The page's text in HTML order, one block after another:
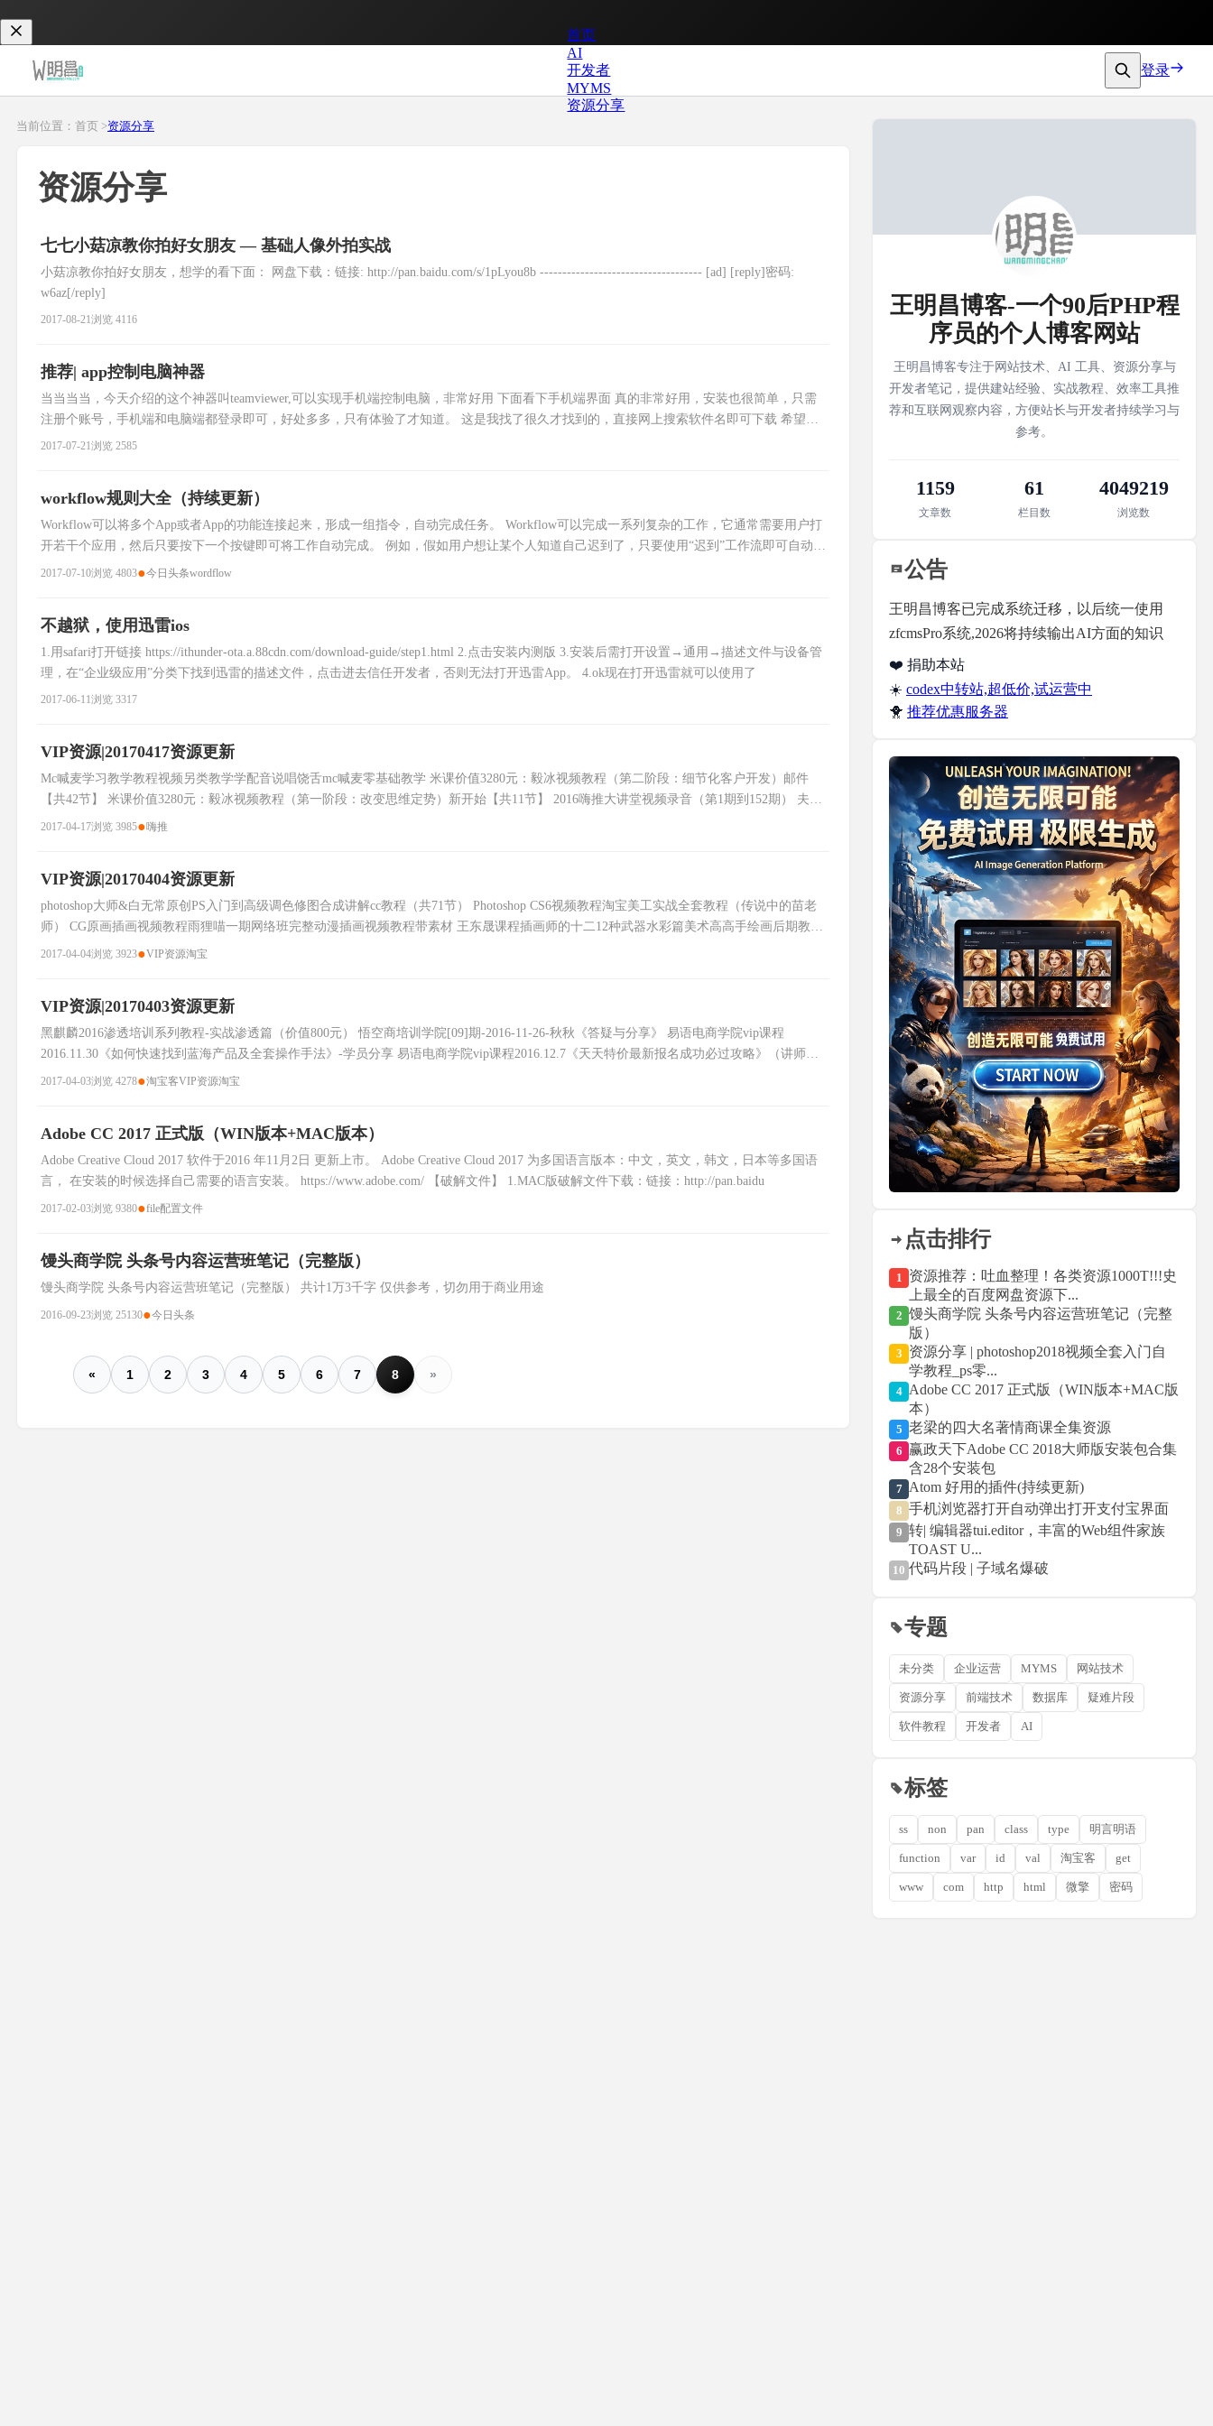
首页
AI
开发者
MYMS
资源分享
登录
当前位置：首页 >资源分享
资源分享
七七小菇凉教你拍好女朋友 — 基础人像外拍实战
小菇凉教你拍好女朋友，想学的看下面： 网盘下载：链接: http://pan.baidu.com/s/1pLyou8b ------------------------------------ [ad] [reply]密码:
w6az[/reply]
2017-08-21浏览 4116
推荐| app控制电脑神器
当当当当，今天介绍的这个神器叫teamviewer,可以实现手机端控制电脑，非常好用 下面看下手机端界面 真的非常好用，安装也很简单，只需
注册个账号，手机端和电脑端都登录即可，好处多多，只有体验了才知道。 这是我找了很久才找到的，直接网上搜索软件名即可下载 希望对
你有所帮助。
2017-07-21浏览 2585
workflow规则大全（持续更新）
Workflow可以将多个App或者App的功能连接起来，形成一组指令，自动完成任务。 Workflow可以完成一系列复杂的工作，它通常需要用户打
开若干个应用，然后只要按下一个按键即可将工作自动完成。 例如，假如用户想让某个人知道自己迟到了，只要使用“迟到”工作流即可自动找
到自己的下一个约会，然后计算出路上需要的时间，编写一条文本消息并发送给约会对象。 要实
2017-07-10浏览 4803●今日头条wordflow
不越狱，使用迅雷ios
1.用safari打开链接 https://ithunder-ota.a.88cdn.com/download-guide/step1.html 2.点击安装内测版 3.安装后需打开设置→通用→描述文件与设备管
理，在“企业级应用”分类下找到迅雷的描述文件，点击进去信任开发者，否则无法打开迅雷App。 4.ok现在打开迅雷就可以使用了
2017-06-11浏览 3317
VIP资源|20170417资源更新
Mc喊麦学习教学教程视频另类教学学配音说唱饶舌mc喊麦零基础教学 米课价值3280元：毅冰视频教程（第二阶段：细节化客户开发）邮件
【共42节】 米课价值3280元：毅冰视频教程（第一阶段：改变思维定势）新开始【共11节】 2016嗨推大讲堂视频录音（第1期到152期） 夫唯
SEOWHY官方教程(60到74期)YY课程视频+教研室资料 搜外SEOSHY夫唯培训
2017-04-17浏览 3985●嗨推
VIP资源|20170404资源更新
photoshop大师&白无常原创PS入门到高级调色修图合成讲解cc教程（共71节） Photoshop CS6视频教程淘宝美工实战全套教程（传说中的苗老
师） CG原画插画视频教程雨狸喵一期网络班完整动漫插画视频教程带素材 王东晟课程插画师的十二12种武器水彩篇美术高高手绘画后期教程
王九斤解剖上人体结构原画插画商业高级CG设计内视频教程 王九斤人体结构网络
2017-04-04浏览 3923●VIP资源淘宝
VIP资源|20170403资源更新
黑麒麟2016渗透培训系列教程-实战渗透篇（价值800元） 悟空商培训学院[09]期-2016-11-26-秋秋《答疑与分享》 易语电商学院vip课程
2016.11.30《如何快速找到蓝海产品及全套操作手法》-学员分享 易语电商学院vip课程2016.12.7《天天特价最新报名成功必过攻略》（讲师：
张涛） 易语电商学院vip课程2016.12.12《如何快速
2017-04-03浏览 4278●淘宝客VIP资源淘宝
Adobe CC 2017 正式版（WIN版本+MAC版本）
Adobe Creative Cloud 2017 软件于2016 年11月2日 更新上市。 Adobe Creative Cloud 2017 为多国语言版本：中文，英文，韩文，日本等多国语
言， 在安装的时候选择自己需要的语言安装。 https://www.adobe.com/ 【破解文件】 1.MAC版破解文件下载：链接：http://pan.baidu
2017-02-03浏览 9380●file配置文件
馒头商学院 头条号内容运营班笔记（完整版）
馒头商学院 头条号内容运营班笔记（完整版） 共计1万3千字 仅供参考，切勿用于商业用途
2016-09-23浏览 25130●今日头条
« 1 2 3 4 5 6 7 8 »
王明昌博客-一个90后PHP程
序员的个人博客网站
王明昌博客专注于网站技术、AI 工具、资源分享与
开发者笔记，提供建站经验、实战教程、效率工具推
荐和互联网观察内容，方便站长与开发者持续学习与
参考。
1159
文章数
61
栏目数
4049219
浏览数
公告
王明昌博客已完成系统迁移，以后统一使用
zfcmsPro系统,2026将持续输出AI方面的知识
❤️ 捐助本站
☀️ codex中转站,超低价,试运营中
🐥 推荐优惠服务器
点击排行
1 资源推荐：吐血整理！各类资源1000T!!!史
上最全的百度网盘资源下...
2 馒头商学院 头条号内容运营班笔记（完整
版）
3 资源分享 | photoshop2018视频全套入门自
学教程_ps零...
4 Adobe CC 2017 正式版（WIN版本+MAC版
本）
5 老梁的四大名著情商课全集资源
6 赢政天下Adobe CC 2018大师版安装包合集
含28个安装包
7 Atom 好用的插件(持续更新)
8 手机浏览器打开自动弹出打开支付宝界面
9 转| 编辑器tui.editor，丰富的Web组件家族
TOAST U...
10 代码片段 | 子域名爆破
专题
未分类 企业运营 MYMS 网站技术
资源分享 前端技术 数据库 疑难片段
软件教程 开发者 AI
标签
ss non pan class type 明言明语
function var id val 淘宝客 get
www com http html 微擎 密码